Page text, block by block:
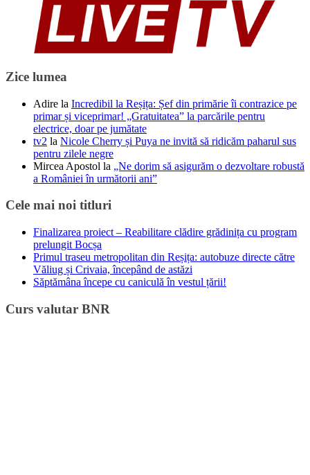
Zice lumea
Adire la Incredibil la Reșița: Șef din primărie îi contrazice pe
primar și viceprimar! „Gratuitatea” la parcările pentru
electrice, doar pe jumătate
tv2 la Nicole Cherry și Puya ne invită să ridicăm paharul sus
pentru zilele negre
Mircea Apostol la „Ne dorim să asigurăm o dezvoltare robustă
a României în următorii ani”
Cele mai noi titluri
Finalizarea proiect – Reabilitare clădire grădinița cu program
prelungit Bocșa
Primul traseu metropolitan din Reșița: autobuze directe către
Văliug și Crivaia, începând de astăzi
Săptămâna începe cu caniculă în vestul țării!
Curs valutar BNR